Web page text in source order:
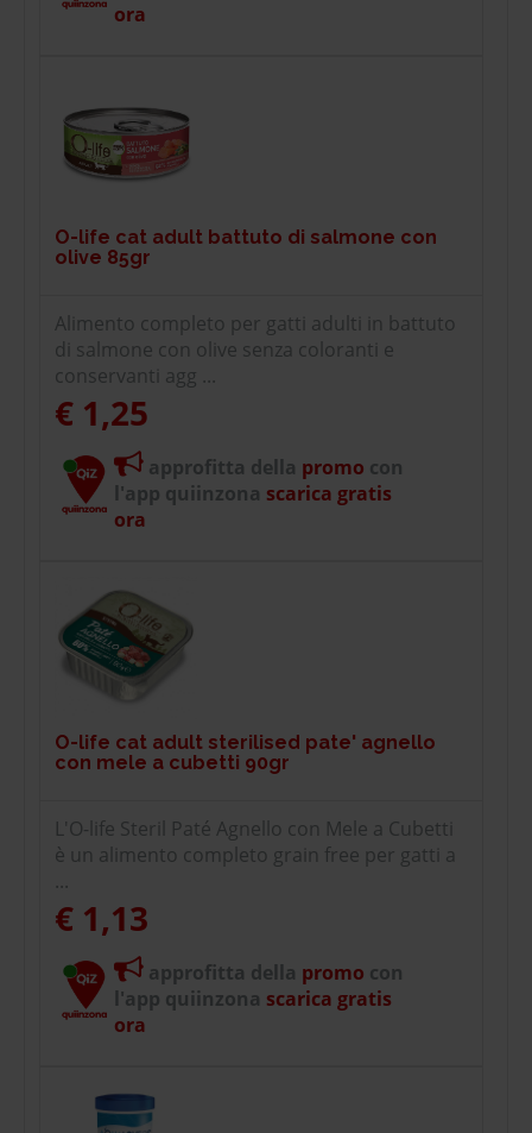
ora
O-life cat adult battuto di salmone con
olive 85gr
Alimento completo per gatti adulti in battuto
di salmone con olive senza coloranti e
conservanti agg ...
€ 1,25
approfitta della promo con
l'app quiinzona scarica gratis
ora
O-life cat adult sterilised pate' agnello
con mele a cubetti 90gr
L'O-life Steril Paté Agnello con Mele a Cubetti
è un alimento completo grain free per gatti a
...
€ 1,13
approfitta della promo con
l'app quiinzona scarica gratis
ora